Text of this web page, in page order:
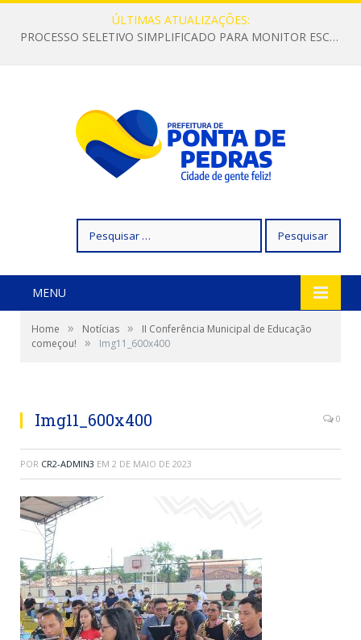
ÚLTIMAS ATUALIZAÇÕES:
PROCESSO SELETIVO SIMPLIFICADO PARA MONITOR ESCOLAR
por:
MENU
Home » Notícias »
II Conferência Municipal de Educação
começou!
» Img11_600x400
Img11_600x400 0
POR CR2-ADMIN3 EM 2 DE MAIO DE 2023